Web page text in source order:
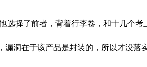
择了前者，背着行李卷，和十几个考
洞在于该产品是封装的，所以才没落